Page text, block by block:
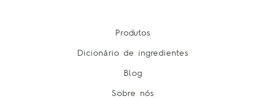
Produtos
Dicionário de ingredientes
Blog
Sobre nós